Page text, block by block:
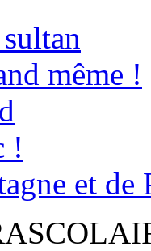
même !
!
et de